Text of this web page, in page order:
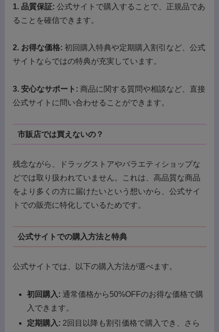
1. 品質保証: 公式サイトで購入することで、正規品であ
ることを確信できます。
2. お得な価格: 初回購入特典や定期購入割引など、公式
サイトならではの特典が充実しています。
3. 安心なサポート: 商品に関する質問や相談など、直接
公式サイトに問い合わせることができます。
市販店では買えないの？
残念ながら、ドラッグストアやバラエティショップな
どでは取り扱われていません。これは、高品質な商品
をより多くの方に届けたいという想いから、公式サイ
トでの販売に特化しているためです。
公式サイトでの購入方法と特典
公式サイトでは、以下の購入方法が選べます。
初回購入: 通常価格から50%OFFのお得な価格で購
入できます。
定期購入: 2回目以降も割引価格で購入でき、さら